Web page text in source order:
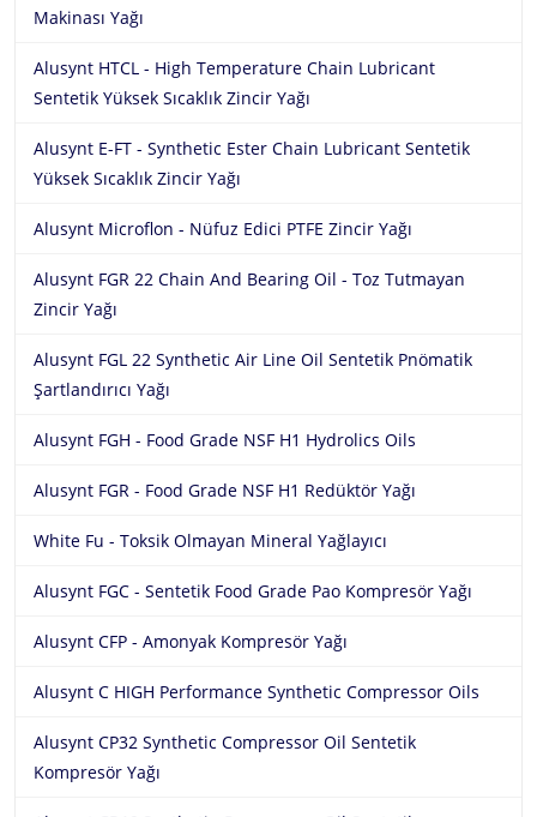
Makinası Yağı
Alusynt HTCL - High Temperature Chain Lubricant
Sentetik Yüksek Sıcaklık Zincir Yağı
Alusynt E-FT - Synthetic Ester Chain Lubricant Sentetik
Yüksek Sıcaklık Zincir Yağı
Alusynt Microflon - Nüfuz Edici PTFE Zincir Yağı
Alusynt FGR 22 Chain And Bearing Oil - Toz Tutmayan
Zincir Yağı
Alusynt FGL 22 Synthetic Air Line Oil Sentetik Pnömatik
Şartlandırıcı Yağı
Alusynt FGH - Food Grade NSF H1 Hydrolics Oils
Alusynt FGR - Food Grade NSF H1 Redüktör Yağı
White Fu - Toksik Olmayan Mineral Yağlayıcı
Alusynt FGC - Sentetik Food Grade Pao Kompresör Yağı
Alusynt CFP - Amonyak Kompresör Yağı
Alusynt C HIGH Performance Synthetic Compressor Oils
Alusynt CP32 Synthetic Compressor Oil Sentetik
Kompresör Yağı